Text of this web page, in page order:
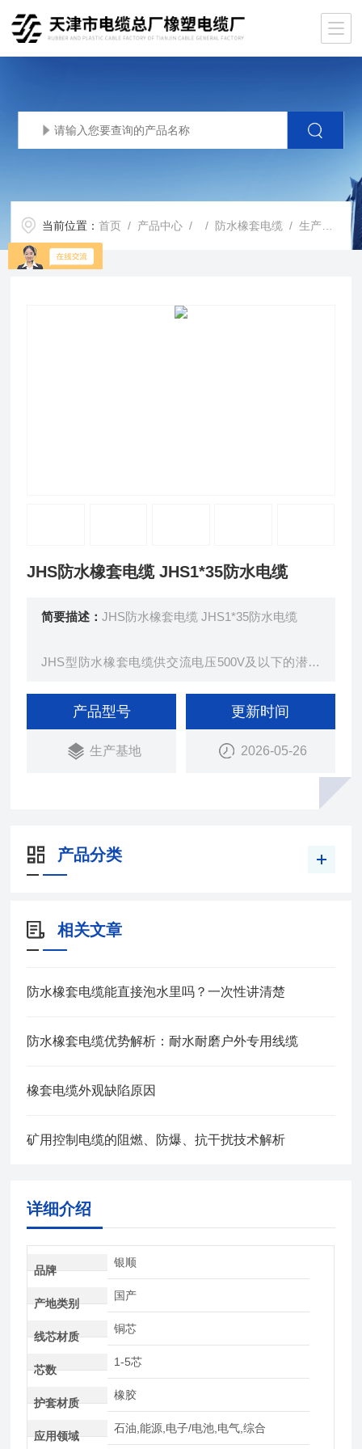
当前位置：首页 / 产品中心 / / 防水橡套电缆 / 生产基地JHS防水橡套电缆 JHS1*35防水电缆
JHS防水橡套电缆 JHS1*35防水电缆
简要描述：JHS防水橡套电缆 JHS1*35防水电缆
JHS型防水橡套电缆供交流电压500V及以下的潜水
有好的电气绝缘性能。防水橡套电缆弯曲性能好，能
承受经常的移动.
产品型号
生产基地
更新时间
2026-05-26
产品分类
相关文章
防水橡套电缆能直接泡水里吗？一次性讲清楚
防水橡套电缆优势解析：耐水耐磨户外专用线缆
橡套电缆外观缺陷原因
矿用控制电缆的阻燃、防爆、抗干扰技术解析
详细介绍
品牌
银顺
产地类别
国产
线芯材质
铜芯
芯数
1-5芯
护套材质
橡胶
应用领域
石油,能源,电子/电池,电气,综合